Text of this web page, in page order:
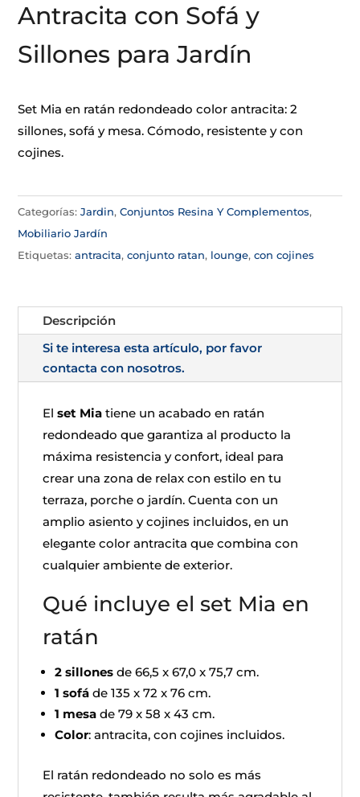
Antracita con Sofá y
Sillones para Jardín
Set Mia en ratán redondeado color antracita: 2
sillones, sofá y mesa. Cómodo, resistente y con
cojines.
Categorías:Jardin,Conjuntos Resina Y Complementos,
Mobiliario Jardín
Etiquetas:antracita,conjunto ratan, lounge,con cojines
Descripción
Si te interesa esta artículo, por favor
contacta con nosotros.
Elset Mia tiene un acabado en ratán
redondeado que garantiza al producto la
máxima resistencia y confort, ideal para
crear una zona de relax con estilo en tu
terraza, porche o jardín. Cuenta con un
amplio asiento y cojines incluidos, en un
elegante color antracita que combina con
cualquier ambiente de exterior.
Qué incluye el set Mia en
ratán
2 sillones de 66,5 x 67,0 x 75,7 cm.
1 sofá de 135 x 72 x 76 cm.
1 mesa de 79 x 58 x 43 cm.
Color: antracita, con cojines incluidos.
El ratán redondeado no solo es más